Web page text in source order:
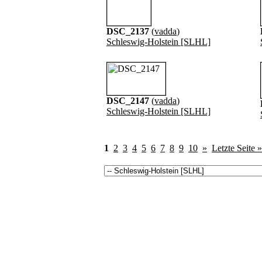
DSC_2137 (vadda)
Schleswig-Holstein [SLHL]
DSC_2147 (vadda)
Schleswig-Holstein [SLHL]
1 2 3 4 5 6 7 8 9 10 » Letzte Seite »